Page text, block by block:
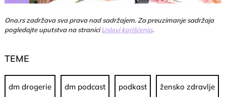
Ona.rs zadržava sva prava nad sadržajem. Za preuzimanje sadržaja
pogledajte uputstva na straniciUslovi korišćenja.
TEME
dm drogerie dm podcast podkast žensko zdravlje